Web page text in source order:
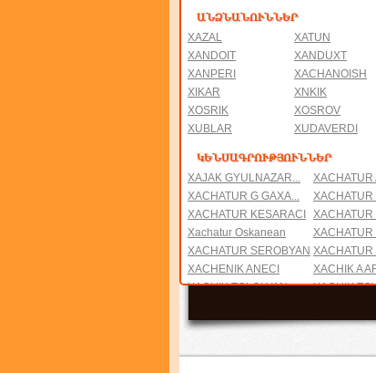
ԱՆՁՆԱՆՈՒՆՆԵՐ
XAZAL
XATUN
XANDOIT
XANDUXT
XANPERI
XACHANOISH
XIKAR
XNKIK
XOSRIK
XOSROV
XUBLAR
XUDAVERDI
ԿԵՆՍԱԳՐՈՒԹՅՈՒՆՆԵՐ
XAJAK GYULNAZAR...
XACHATUR
XACHATUR G GAXA...
XACHATUR
XACHATUR KESARACI
XACHATUR
Xachatur Oskanean
XACHATUR
XACHATUR SEROBYAN XACHATUR
XACHENIK ANECI
XACHIK A
XACHIK TOLOLYAN...
XACHIK
XOSROV B KOTAK
XOSROV G
XOREN XACHATRYA...
XUTLU
ԸՆԹԱՑԻԿ